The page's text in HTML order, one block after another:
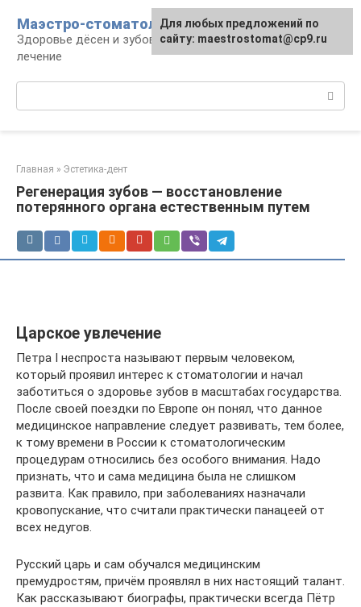
контенту
Маэстро-стоматолог
Здоровье дёсен и зубов, диагностика и
лечение
Главная » Эстетика-дент
Регенерация зубов — восстановление
потерянного органа естественным путем
Царское увлечение
Петра I неспроста называют первым человеком,
который проявил интерес к стоматологии и начал
заботиться о здоровье зубов в масштабах государства.
После своей поездки по Европе он понял, что данное
медицинское направление следует развивать, тем более,
к тому времени в России к стоматологическим
процедурам относились без особого внимания. Надо
признать, что и сама медицина была не слишком
развита. Как правило, при заболеваниях назначали
кровопускание, что считали практически панацеей от
всех недугов.
Русский царь и сам обучался медицинским
премудростям, причём проявлял в них настоящий талант.
Как рассказывают биографы, практически всегда Пётр
Для любых предложений по
сайту: maestrostomat@cp9.ru